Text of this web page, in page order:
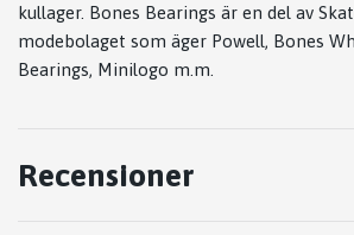
kullager. Bones Bearings är en del av
modebolaget som äger Powell, Bones
Bearings, Minilogo m.m.
Recensioner